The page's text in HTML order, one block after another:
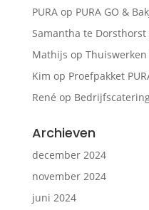
PURAop PURA GO &
Samantha te Dorsthorst
Mathijs op Thuiswerken
Kim op Proefpakket
René op
Archieven
december 2024
november 2024
juni 2024